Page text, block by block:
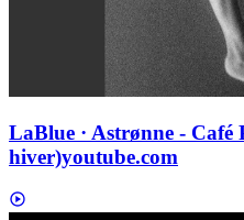
LaBlue · Astrønne - Café
hiver)youtube.com